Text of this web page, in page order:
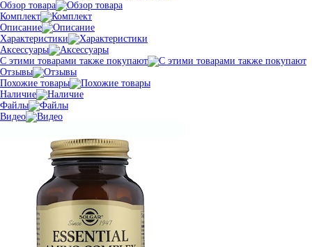
Обзор товара
Комплект
Описание
Характеристики
Аксессуары
С этими товарами также покупают
Отзывы
Похожие товары
Наличие
Файлы
Видео